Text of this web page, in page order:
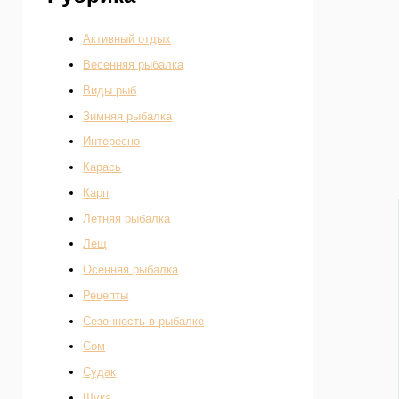
Активный отдых
Весенняя рыбалка
Виды рыб
Зимняя рыбалка
Интересно
Карась
Карп
Летняя рыбалка
Лещ
Осенняя рыбалка
Рецепты
Сезонность в рыбалке
Сом
Судак